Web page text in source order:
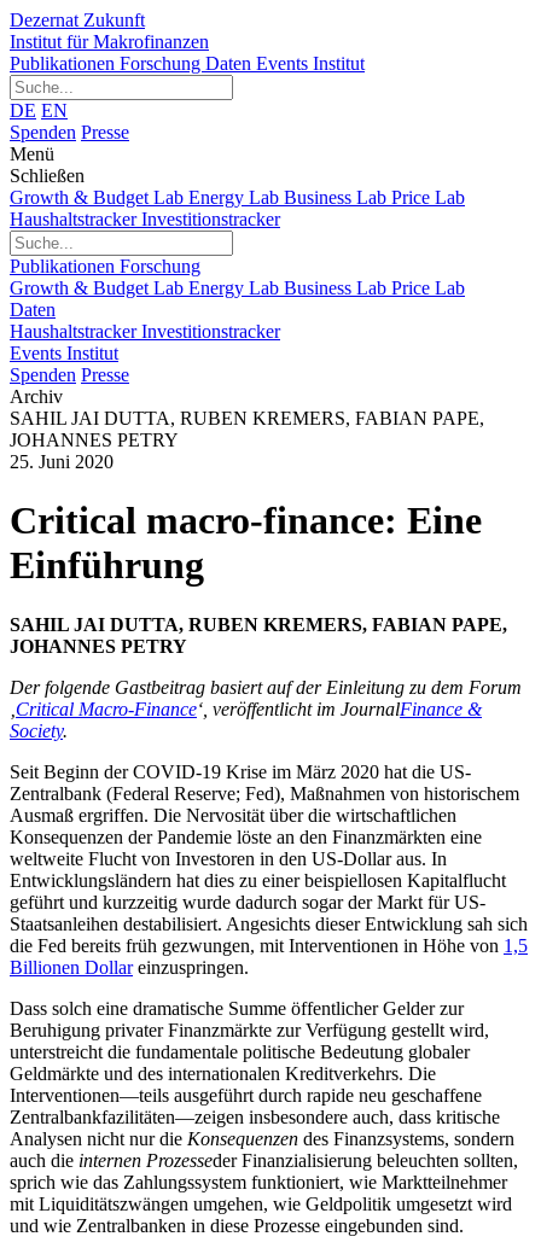
Dezernat Zukunft
Institut für Makrofinanzen
Publikationen Forschung Daten Events Institut
DE EN
Spenden Presse
Menü
Schließen
Growth & Budget Lab Energy Lab Business Lab Price Lab
HaushaltstrackerInvestitionstracker
Publikationen Forschung
Growth & Budget Lab Energy Lab Business Lab Price Lab
Daten
HaushaltstrackerInvestitionstracker
Events Institut
Spenden Presse
Archiv
SAHIL JAI DUTTA, RUBEN KREMERS, FABIAN PAPE,
JOHANNES PETRY
25. Juni 2020
Critical macro-finance: Eine
Einführung
SAHIL JAI DUTTA, RUBEN KREMERS, FABIAN PAPE,
JOHANNES PETRY
Der folgende Gastbeitrag basiert auf der Einleitung zu dem Forum
Critical Macro-Finance‘, veröffentlicht im JournalFinance &
Society.
Seit Beginn der COVID-19 Krise im März 2020 hat die US-
Zentralbank (Federal Reserve; Fed), Maßnahmen von historischem
Ausmaß ergriffen. Die Nervosität über die wirtschaftlichen
Konsequenzen der Pandemie löste an den Finanzmärkten eine
weltweite Flucht von Investoren in den US-Dollar aus. In
Entwicklungsländern hat dies zu einer beispiellosen Kapitalflucht
geführt und kurzzeitig wurde dadurch sogar der Markt für US-
Staatsanleihen destabilisiert. Angesichts dieser Entwicklung sah sich
die Fed bereits früh gezwungen, mit Interventionen in Höhe von 1,5
Billionen Dollareinzuspringen.
Dass solch eine dramatische Summe öffentlicher Gelder zur
Beruhigung privater Finanzmärkte zur Verfügung gestellt wird,
unterstreicht die fundamentale politische Bedeutung globaler
Geldmärkte und des internationalen Kreditverkehrs. Die
Interventionen—teils ausgeführt durch rapide neu geschaffene
Zentralbankfazilitäten—zeigen insbesondere auch, dass kritische
Analysen nicht nur die Konsequenzen des Finanzsystems, sondern
auch die internen Prozesseder Finanzialisierung beleuchten sollten,
sprich wie das Zahlungssystem funktioniert, wie Marktteilnehmer
mit Liquiditätszwängen umgehen, wie Geldpolitik umgesetzt wird
und wie Zentralbanken in diese Prozesse eingebunden sind.